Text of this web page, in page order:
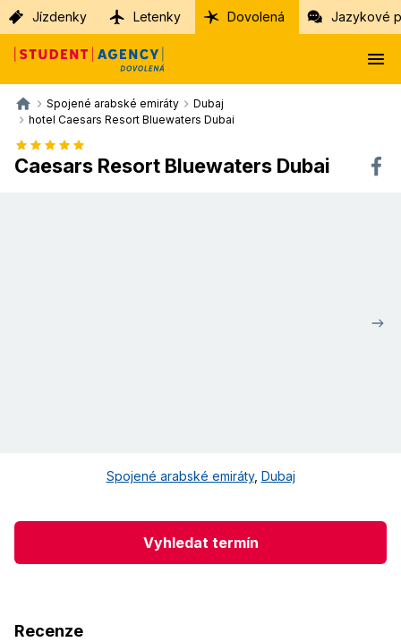
Jízdenky Letenky Dovolená Jazykové
Spojené arabské emiráty
Dubaj
hotel Caesars Resort Bluewaters Dubai
Caesars Resort Bluewaters Dubai
Spojené arabské emiráty, Dubaj
Vyhledat termín
Recenze